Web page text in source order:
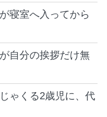
寝室へ入ってから
自分の挨拶だけ無
ゃくる2歳児に、代